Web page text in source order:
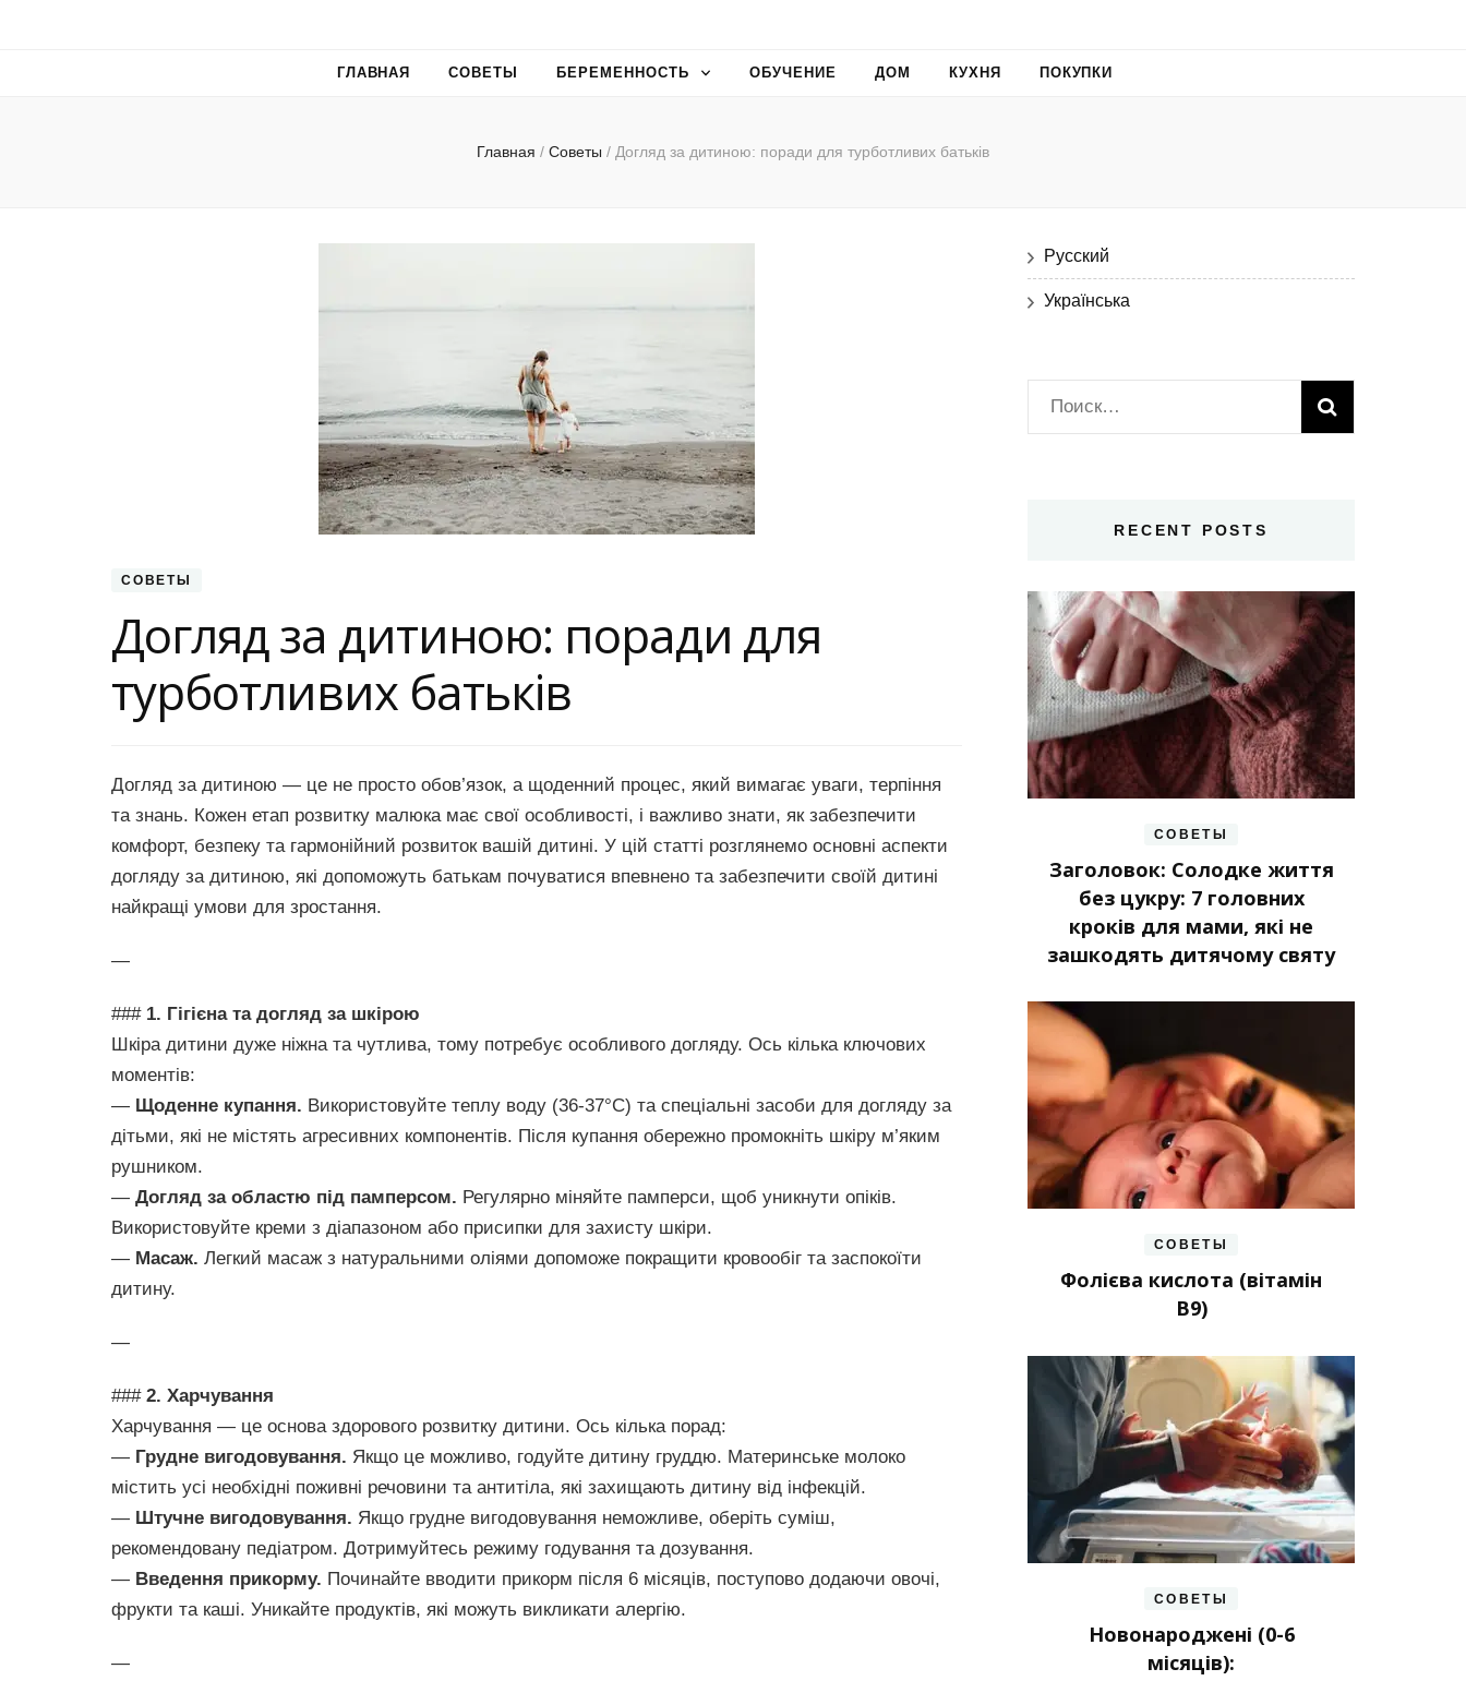
ГЛАВНАЯ СОВЕТЫ БЕРЕМЕННОСТЬ ОБУЧЕНИЕ ДОМ КУХНЯ ПОКУПКИ
Главная / Советы / Догляд за дитиною: поради для турботливих батьків
СОВЕТЫ
Догляд за дитиною: поради для
турботливих батьків
Догляд за дитиною — це не просто обов’язок, а щоденний процес, який вимагає уваги, терпіння
та знань. Кожен етап розвитку малюка має свої особливості, і важливо знати, як забезпечити
комфорт, безпеку та гармонійний розвиток вашій дитині. У цій статті розглянемо основні аспекти
догляду за дитиною, які допоможуть батькам почуватися впевнено та забезпечити своїй дитині
найкращі умови для зростання.
—
### 1. Гігієна та догляд за шкірою
Шкіра дитини дуже ніжна та чутлива, тому потребує особливого догляду. Ось кілька ключових
моментів:
— Щоденне купання. Використовуйте теплу воду (36-37°C) та спеціальні засоби для догляду за
дітьми, які не містять агресивних компонентів. Після купання обережно промокніть шкіру м’яким
рушником.
— Догляд за областю під памперсом. Регулярно міняйте памперси, щоб уникнути опіків.
Використовуйте креми з діапазоном або присипки для захисту шкіри.
— Масаж. Легкий масаж з натуральними оліями допоможе покращити кровообіг та заспокоїти
дитину.
—
### 2. Харчування
Харчування — це основа здорового розвитку дитини. Ось кілька порад:
— Грудне вигодовування. Якщо це можливо, годуйте дитину груддю. Материнське молоко
містить усі необхідні поживні речовини та антитіла, які захищають дитину від інфекцій.
— Штучне вигодовування. Якщо грудне вигодовування неможливе, оберіть суміш,
рекомендовану педіатром. Дотримуйтесь режиму годування та дозування.
— Введення прикорму. Починайте вводити прикорм після 6 місяців, поступово додаючи овочі,
фрукти та каші. Уникайте продуктів, які можуть викликати алергію.
—
Русский
Українська
Найти:
RECENT POSTS
СОВЕТЫ
Заголовок: Солодке життя
без цукру: 7 головних
кроків для мами, які не
зашкодять дитячому святу
СОВЕТЫ
Фолієва кислота (вітамін
В9)
СОВЕТЫ
Новонароджені (0-6
місяців):